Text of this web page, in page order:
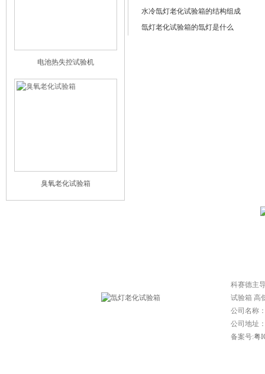
电池热失控试验机
臭氧老化试验箱
水冷氙灯老化试验箱的结构组成
氙灯老化试验箱的氙灯是什么
科赛德主
试验箱 高
公司名称
公司地址
备案号:粤